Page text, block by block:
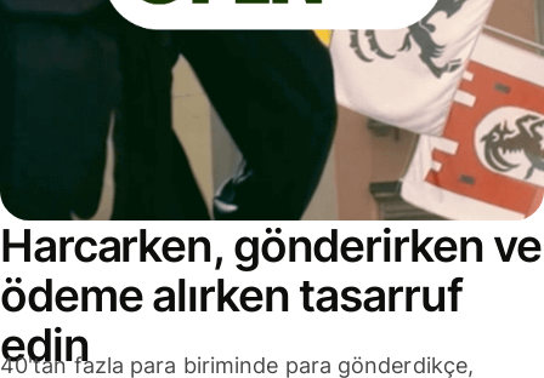
Harcarken, gönderirken ve
ödeme alırken tasarruf
edin
40'tan fazla para biriminde para gönderdikçe,